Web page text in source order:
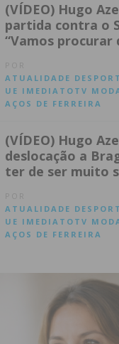
(VÍDEO) Hugo
partida contra o
“Vamos
ATUALIDADE
UE IMEDIATOTV
AÇOS DE FERREIRA
(VÍDEO) Hugo
deslocação a
ter de ser muito
ATUALIDADE
UE IMEDIATOTV
AÇOS DE FERREIRA